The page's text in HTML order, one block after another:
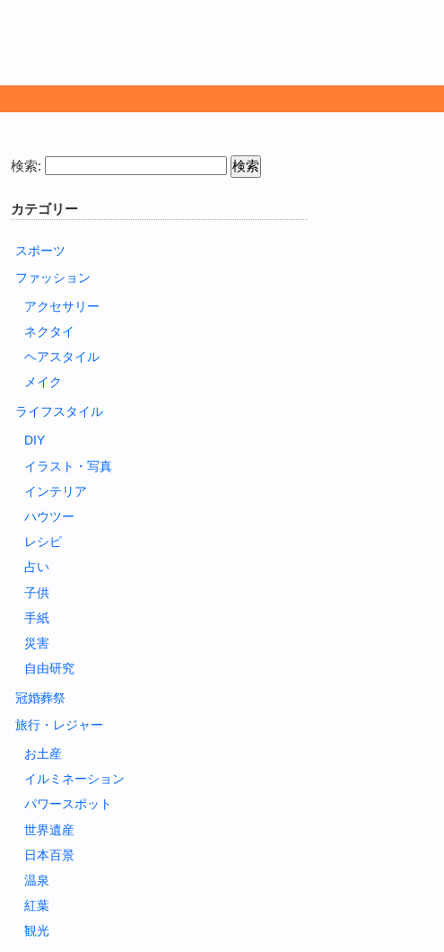
検索:
カテゴリー
スポーツ
ファッション
アクセサリー
ネクタイ
ヘアスタイル
メイク
ライフスタイル
DIY
イラスト・写真
インテリア
ハウツー
レシピ
占い
子供
手紙
災害
自由研究
冠婚葬祭
旅行・レジャー
お土産
イルミネーション
パワースポット
世界遺産
日本百景
温泉
紅葉
観光